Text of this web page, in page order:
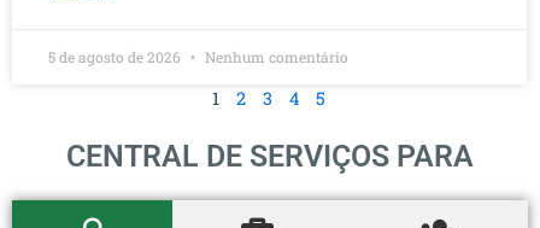
5 de agosto de 2026 Nenhum comentário
1 2 3 4 5
CENTRAL DE SERVIÇOS PARA